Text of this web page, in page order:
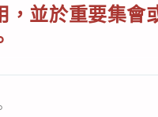
，並於重要集會